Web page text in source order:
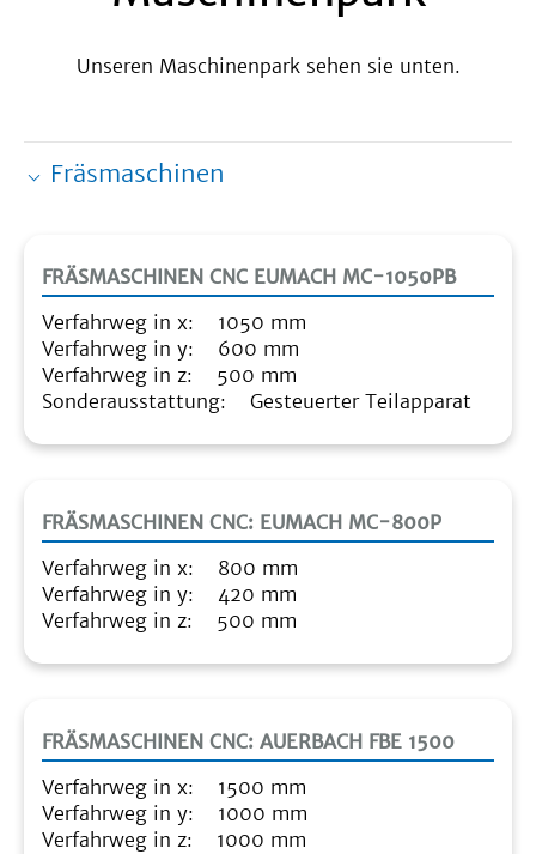
Unseren Maschinenpark sehen sie unten.
Fräsmaschinen
FRÄSMASCHINEN CNC EUMACH MC-1050PB
Verfahrweg in x: 1050 mm
Verfahrweg in y: 600 mm
Verfahrweg in z: 500 mm
Sonderausstattung: Gesteuerter Teilapparat
FRÄSMASCHINEN CNC: EUMACH MC-800P
Verfahrweg in x: 800 mm
Verfahrweg in y: 420 mm
Verfahrweg in z: 500 mm
FRÄSMASCHINEN CNC: AUERBACH FBE 1500
Verfahrweg in x: 1500 mm
Verfahrweg in y: 1000 mm
Verfahrweg in z: 1000 mm